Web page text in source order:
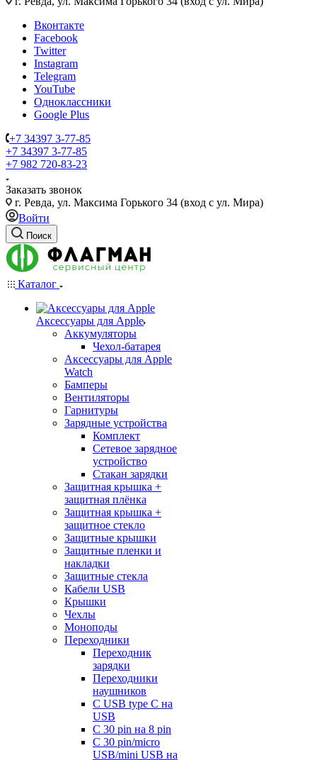
Вконтакте
Facebook
Twitter
Instagram
Telegram
YouTube
Одноклассники
Google Plus
+7 34397 3-77-85
+7 34397 3-77-85
+7 982 720-83-23
Заказать звонок
г. Ревда, ул. Максима Горького 34 (вход с ул. Мира)
Войти
Поиск
Каталог
Аксессуары для Apple
Аккумуляторы
Чехол-батарея
Аксессуары для Apple
Watch
Бамперы
Вентиляторы
Гарнитуры
Зарядные устройства
Комплект
Сетевое зарядное
устройство
Стакан зарядки
Защитная крышка +
защитная плёнка
Защитная крышка +
защитное стекло
Защитные крышки
Защитные пленки и
накладки
Защитные стекла
Кабели USB
Крышки
Чехлы
Моноподы
Переходники
Переходник
зарядки
Переходники
наушников
С USB type C на
USB
С 30 pin на 8 pin
С 30 pin/micro
USB/mini USB на